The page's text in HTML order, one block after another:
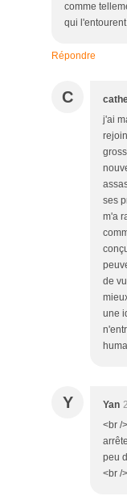
comme
qui
Répondre
C
j'ai
ses
m'a
de
une
Y Yan
<br /
peu
<br /